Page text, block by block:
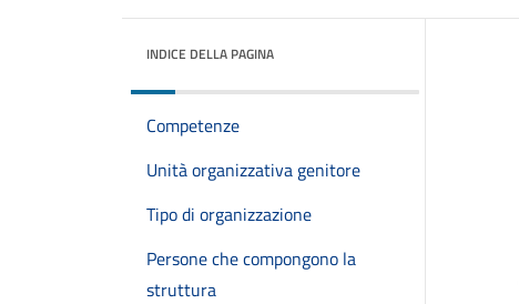
INDICE DELLA PAGINA
Competenze
Unità organizzativa genitore
Tipo di organizzazione
Persone che compongono la
struttura